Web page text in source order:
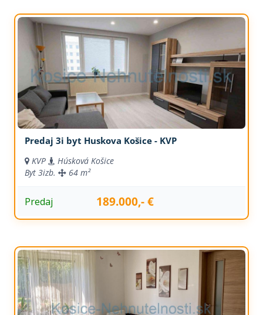
Predaj 3i byt Huskova Košice - KVP
KVP
Húsková Košice
Byt 3izb. 64 m²
Predaj 189.000,- €